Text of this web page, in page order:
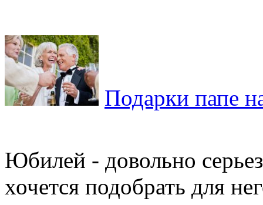
Подарки папе
Юбилей - довольно
хочется подобрать для